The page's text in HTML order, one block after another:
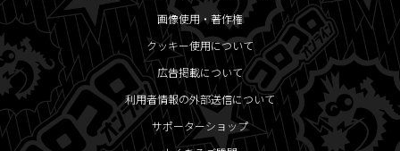
画像使用・著作権
クッキー使用について
広告掲載について
利用者情報の外部送信について
サポーターショップ